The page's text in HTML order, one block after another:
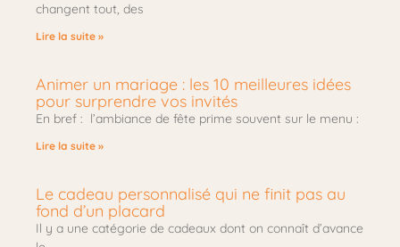
changent tout, des
Lire la suite »
Animer un mariage : les 10 meilleures idées
pour surprendre vos invités
En bref : l’ambiance de fête prime souvent sur le menu :
Lire la suite »
Le cadeau personnalisé qui ne finit pas au
fond d’un placard
Il y a une catégorie de cadeaux dont on connaît d’avance